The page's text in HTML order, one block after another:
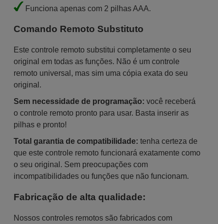
Funciona apenas com 2 pilhas AAA.
Comando Remoto Substituto
Este controle remoto substitui completamente o seu
original em todas as funções. Não é um controle
remoto universal, mas sim uma cópia exata do seu
original.
Sem necessidade de programação: você receberá
o controle remoto pronto para usar. Basta inserir as
pilhas e pronto!
Total garantia de compatibilidade: tenha certeza de
que este controle remoto funcionará exatamente como
o seu original. Sem preocupações com
incompatibilidades ou funções que não funcionam.
Fabricação de alta qualidade:
Nossos controles remotos são fabricados com